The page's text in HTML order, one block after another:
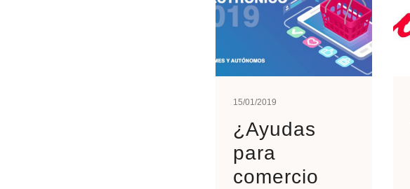
15/01/2019
¿Ayudas
para
comercio